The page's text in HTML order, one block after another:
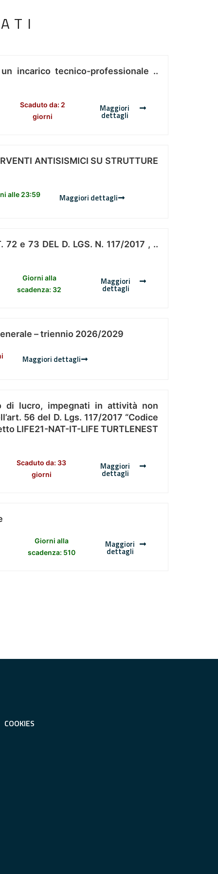
incarico tecnico-professionale ..
Scaduto da: 2
giorni
Maggiori
dettagli
ANTISISMICI SU STRUTTURE
alle 23:59 Maggiori dettagli
72 e 73 DEL D. LGS. N. 117/2017 , ..
Giorni alla
scadenza: 32
Maggiori
dettagli
– triennio 2026/2029
Maggiori dettagli
di lucro, impegnati in attività non
56 del D. Lgs. 117/2017 “Codice
LIFE21-NAT-IT-LIFE TURTLENEST
Scaduto da: 33
giorni
Maggiori
dettagli
Giorni alla
scadenza: 510
Maggiori
dettagli
COOKIES